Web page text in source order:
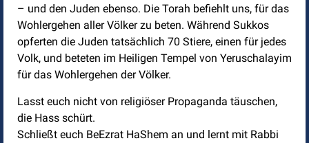
– und den Juden ebenso. Die Torah befiehlt uns, für das
Wohlergehen aller Völker zu beten. Während Sukkos
opferten die Juden tatsächlich 70 Stiere, einen für jedes
Volk, und beteten im Heiligen Tempel von Yeruschalayim
für das Wohlergehen der Völker.
Lasst euch nicht von religiöser Propaganda täuschen,
die Hass schürt.
Schließt euch BeEzrat HaShem an und lernt mit Rabbi